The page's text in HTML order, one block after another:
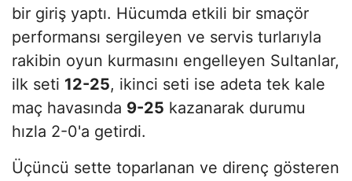
bir giriş yaptı. Hücumda etkili bir smaçör
performansı sergileyen ve servis turlarıyla
rakibin oyun kurmasını engelleyen Sultanlar,
ilk seti 12-25, ikinci seti ise adeta tek kale
maç havasında 9-25 kazanarak durumu
hızla 2-0'a getirdi.
​Üçüncü sette toparlanan ve direnç gösteren